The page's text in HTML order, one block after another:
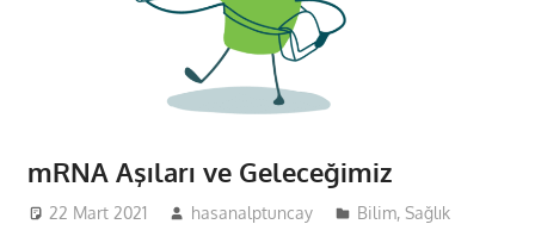
mRNA Aşıları ve Geleceğimiz
22 Mart 2021 hasanalptuncay Bilim,Sağlık